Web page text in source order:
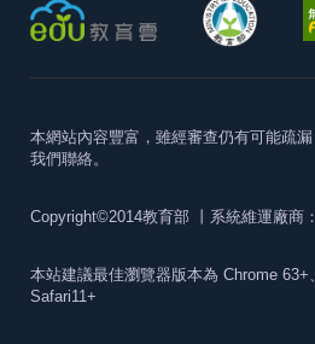
本網站內容豐富，雖經審查仍有可能疏漏
我們聯絡。
Copyright©2014教育部 丨系統維運廠商
本站建議最佳瀏覽器版本為 Chrome 63+
Safari11+